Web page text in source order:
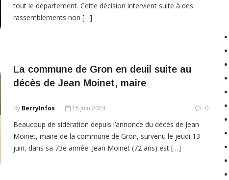
tout le département. Cette décision intervient suite à des
rassemblements non […]
La commune de Gron en deuil suite au
décès de Jean Moinet, maire
By BerryInfos 15 Juin 2024 0
Beaucoup de sidération depuis l’annonce du décès de Jean
Moinet, maire de la commune de Gron, survenu le jeudi 13
juin, dans sa 73e année. Jean Moinet (72 ans) est […]